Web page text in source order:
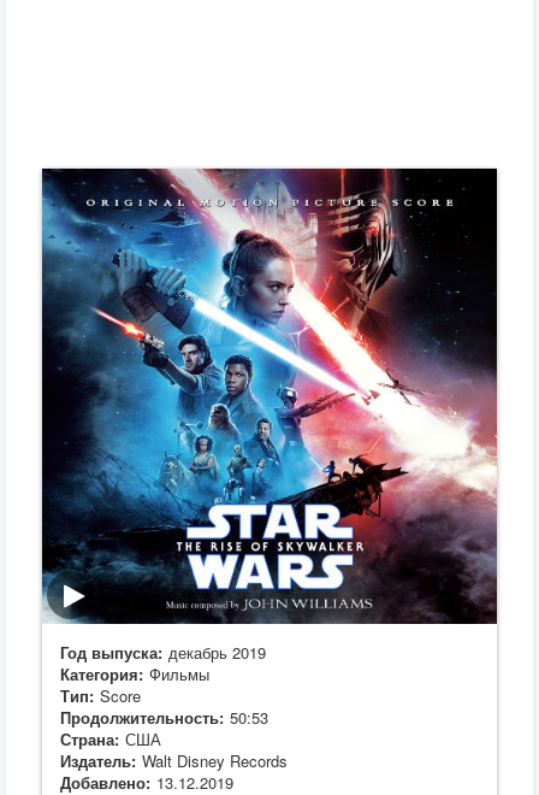
Год выпуска: декабрь 2019
Категория: Фильмы
Тип: Score
Продолжительность: 50:53
Страна: США
Издатель: Walt Disney Records
Добавлено: 13.12.2019